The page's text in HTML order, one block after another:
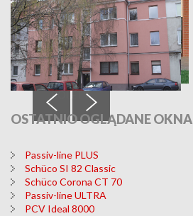
ROLETY
OSTATNIOOGLĄDANE OKNA
Passiv-line PLUS
Schüco SI 82 Classic
Schüco Corona CT 70
Passiv-line ULTRA
PCV Ideal 8000